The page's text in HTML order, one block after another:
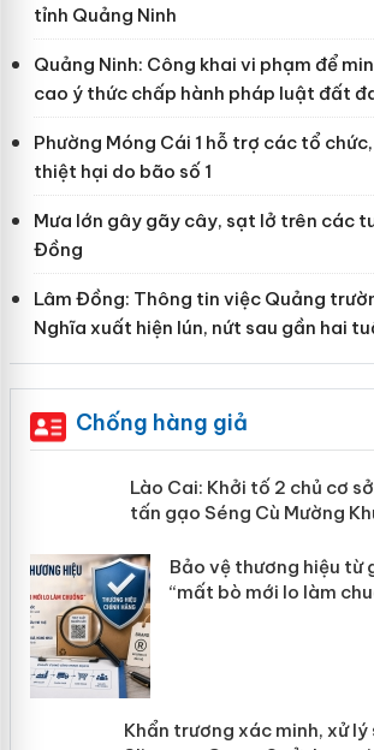
tỉnh Quảng Ninh
Quảng Ninh: Công khai vi phạm để
cao ý thức chấp hành pháp luật đất
Phường Móng Cái 1 hỗ trợ các tổ
thiệt hại do bão số 1
Mưa lớn gây gãy cây, sạt lở trên các
Đồng
Lâm Đồng: Thông tin việc Quảng
Nghĩa xuất hiện lún, nứt sau gần hai
Chống hàng giả
Lào Cai: Khởi tố 2 chủ
hơn 22 tấn gạo Séng